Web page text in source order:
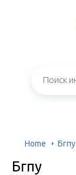
Home Бгпу
Бгпу